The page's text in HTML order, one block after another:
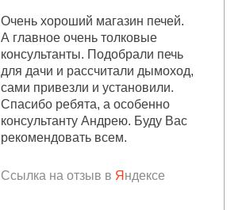
Ссылка на отзыв в Я ндексе
Очень хороший магазин печей.
А главное очень толковые
консультанты. Подобрали печь
для дачи и рассчитали дымоход,
сами привезли и установили.
Спасибо ребята, а особенно
консультанту Андрею. Буду Вас
рекомендовать всем.